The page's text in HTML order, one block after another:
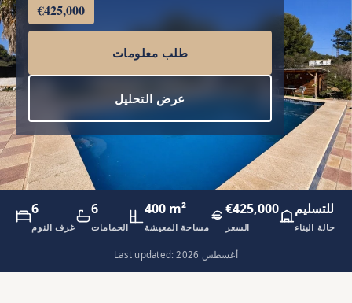
€425,000
طلب معلومات
عرض التحليل
6
غرف النوم
6
الحمامات
400 m²
مساحة المعيشة
€425,000
السعر
للتسليم
حالة البناء
Last updated: أغسطس 2026